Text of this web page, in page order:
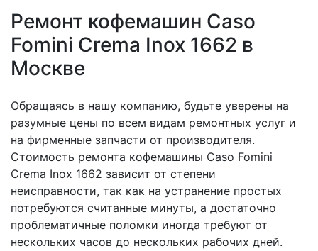
Ремонт кофемашин Caso
Fomini Crema Inox 1662 в
Москве
Обращаясь в нашу компанию, будьте уверены на
разумные цены по всем видам ремонтных услуг и
на фирменные запчасти от производителя.
Стоимость ремонта кофемашины Caso Fomini
Crema Inox 1662 зависит от степени
неисправности, так как на устранение простых
потребуются считанные минуты, а достаточно
проблематичные поломки иногда требуют от
нескольких часов до нескольких рабочих дней.